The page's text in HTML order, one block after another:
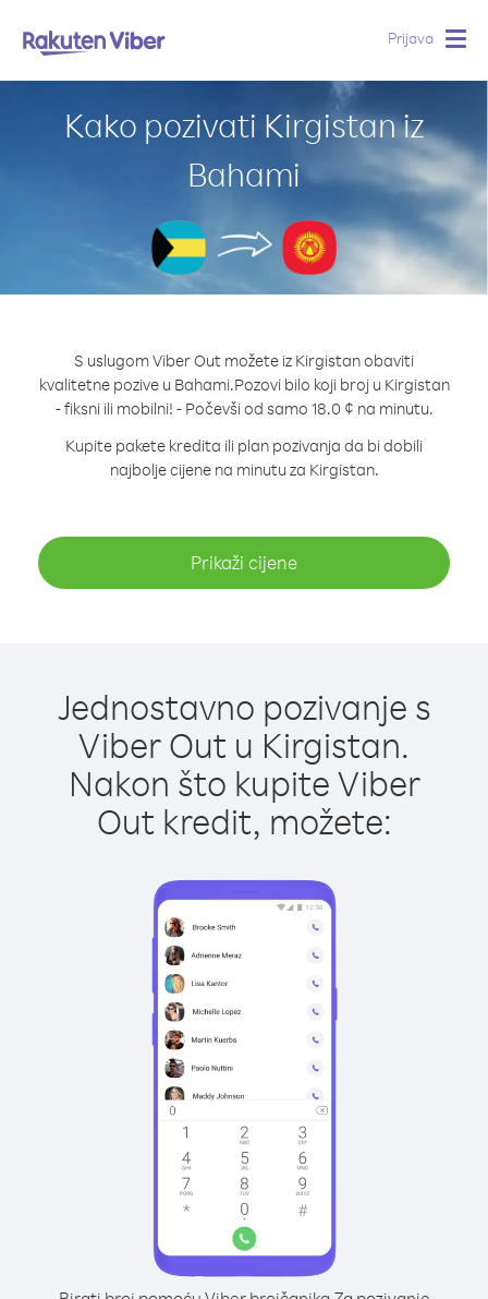
Prijava
Kako pozivati Kirgistan iz
Bahami
S uslugom Viber Out možete iz Kirgistan obaviti
kvalitetne pozive u Bahami.Pozovi bilo koji broj u Kirgistan
- fiksni ili mobilni! - Počevši od samo 18.0 ¢ na minutu.
Kupite pakete kredita ili plan pozivanja da bi dobili
najbolje cijene na minutu za Kirgistan.
Prikaži cijene
Jednostavno pozivanje s
Viber Out u Kirgistan.
Nakon što kupite Viber
Out kredit, možete: